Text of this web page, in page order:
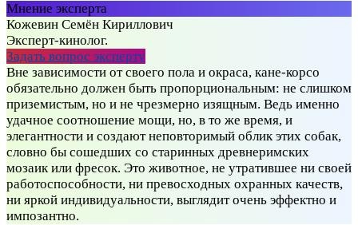
Мнение эксперта
Кожевин Семён Кириллович
Эксперт-кинолог.
Задать вопрос эксперту
Вне зависимости от своего пола и окраса, кане-корсо
обязательно должен быть пропорциональным: не слишком
приземистым, но и не чрезмерно изящным. Ведь именно
удачное соотношение мощи, но, в то же время, и
элегантности и создают неповторимый облик этих собак,
словно бы сошедших со старинных древнеримских
мозаик или фресок. Это животное, не утратившее ни своей
работоспособности, ни превосходных охранных качеств,
ни яркой индивидуальности, выглядит очень эффектно и
импозантно.